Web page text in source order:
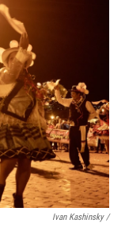
Ivan Kashinsky/